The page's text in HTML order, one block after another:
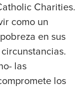
Charities.
como un
en sus
las
los